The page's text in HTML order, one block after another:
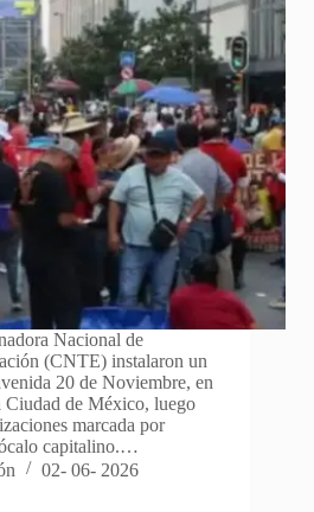
Nacional de
(CNTE) instalaron un
20 de Noviembre, en
de México, luego
marcada por
capitalino.…
02- 06- 2026